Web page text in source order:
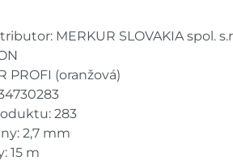
MERKUR SLOVAKIA spol.
PROFI (oranžová)
283
2,7 mm
15 m